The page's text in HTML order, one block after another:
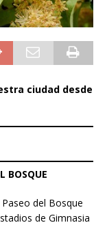
ciudad desde
BOSQUE
del Bosque
de Gimnasia